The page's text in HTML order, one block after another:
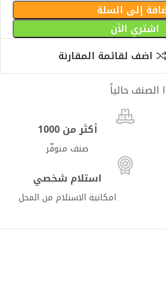
إلى السلة
اشتري الآن
اضف لقائمة المقارنة
الصنف حالياً
أكثر من 1000
صنف متوفّر
استلام شخصي
امكانية الاستلام من المحل